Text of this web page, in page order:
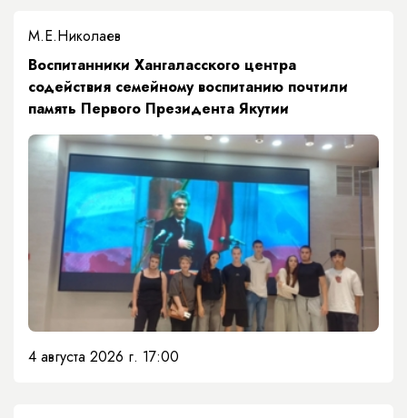
М.Е.Николаев
​Воспитанники Хангаласского центра
содействия семейному воспитанию почтили
память Первого Президента Якутии
4 августа 2026 г. 17:00